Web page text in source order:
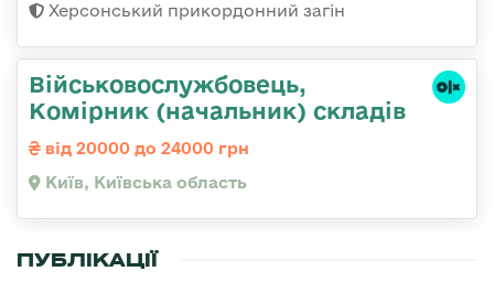
Херсонський прикордонний загін
Військовослужбовець,
Комірник (начальник) складів
від 20000 до 24000 грн
Київ, Київська область
ПУБЛІКАЦІЇ